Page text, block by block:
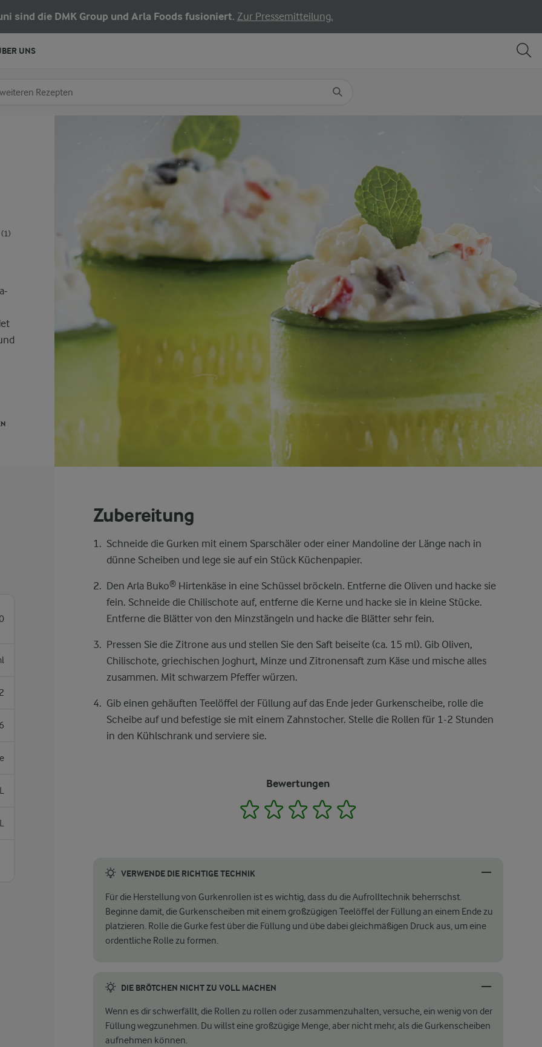
sind die DMK Group und Arla Foods fusioniert. Zur Pressemitteilung.
(1)
2
6
Zubereitung
Schneide die Gurken mit einem Sparschäler oder einer Mandoline der Länge nach in
dünne Scheiben und lege sie auf ein Stück Küchenpapier.
Den Arla Buko® Hirtenkäse in eine Schüssel bröckeln. Entferne die Oliven und hacke sie
fein. Schneide die Chilischote auf, entferne die Kerne und hacke sie in kleine Stücke.
Entferne die Blätter von den Minzstängeln und hacke die Blätter sehr fein.
Pressen Sie die Zitrone aus und stellen Sie den Saft beiseite (ca. 15 ml). Gib Oliven,
Chilischote, griechischen Joghurt, Minze und Zitronensaft zum Käse und mische alles
zusammen. Mit schwarzem Pfeffer würzen.
Gib einen gehäuften Teelöffel der Füllung auf das Ende jeder Gurkenscheibe, rolle die
Scheibe auf und befestige sie mit einem Zahnstocher. Stelle die Rollen für 1-2 Stunden
in den Kühlschrank und serviere sie.
Bewertungen
1 2 3 4
VERWENDE DIE RICHTIGE TECHNIK
Für die Herstellung von Gurkenrollen ist es wichtig, dass du die Aufrolltechnik beherrschst.
Beginne damit, die Gurkenscheiben mit einem großzügigen Teelöffel der Füllung an einem Ende zu
platzieren. Rolle die Gurke fest über die Füllung und übe dabei gleichmäßigen Druck aus, um eine
ordentliche Rolle zu formen.
DIE BRÖTCHEN NICHT ZU VOLL MACHEN
Wenn es dir schwerfällt, die Rollen zu rollen oder zusammenzuhalten, versuche, ein wenig von der
Füllung wegzunehmen. Du willst eine großzügige Menge, aber nicht mehr, als die Gurkenscheiben
aufnehmen können.
UNS